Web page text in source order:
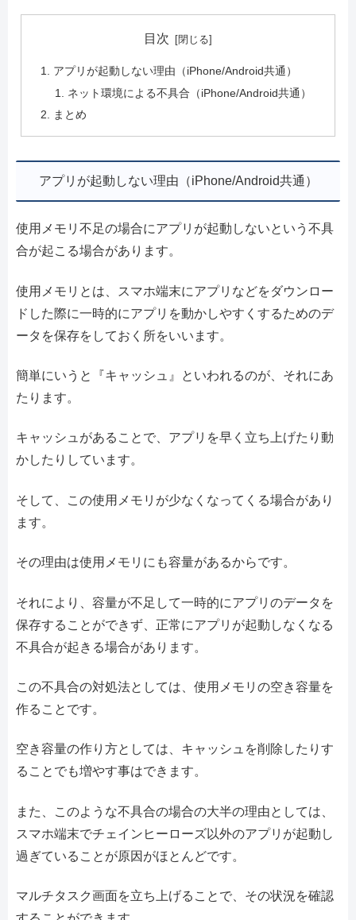
目次
アプリが起動しない理由（iPhone/Android共通）
ネット環境による不具合（iPhone/Android共通）
まとめ
アプリが起動しない理由（iPhone/Android共通）
使用メモリ不足の場合にアプリが起動しないという不具
合が起こる場合があります。
使用メモリとは、スマホ端末にアプリなどをダウンロー
ドした際に一時的にアプリを動かしやすくするためのデ
ータを保存をしておく所をいいます。
簡単にいうと『キャッシュ』といわれるのが、それにあ
たります。
キャッシュがあることで、アプリを早く立ち上げたり動
かしたりしています。
そして、この使用メモリが少なくなってくる場合があり
ます。
その理由は使用メモリにも容量があるからです。
それにより、容量が不足して一時的にアプリのデータを
保存することができず、正常にアプリが起動しなくなる
不具合が起きる場合があります。
この不具合の対処法としては、使用メモリの空き容量を
作ることです。
空き容量の作り方としては、キャッシュを削除したりす
ることでも増やす事はできます。
また、このような不具合の場合の大半の理由としては、
スマホ端末でチェインヒーローズ以外のアプリが起動し
過ぎていることが原因がほとんどです。
マルチタスク画面を立ち上げることで、その状況を確認